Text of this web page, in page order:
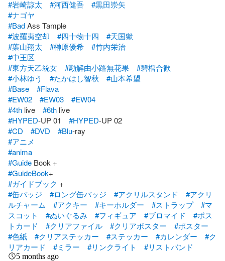
#岩崎諒太
#河西健吾
#黒田崇矢
#ナゴヤ
#Bad
#波羅夷空却
#四十物十四
#天国獄
#葉山翔太
#榊原優希
#竹内栄治
#中王区
#東方天乙統女
#勘解由小路無花果
#碧棺合歓
#小林ゆう
#たかはし智秋
#山本希望
#Base
#Flava
#EW02
#EW03
#EW04
#4th live #6th
#HYPED-UP 01 #HYPED
#CD
#DVD #Blu
#アニメ
#anima
#Guide
#GuideBook
#ガイドブック
#缶バッジ
#ロング缶バッジ #アクリルスタンド
#アクリ
ルチャーム
#アクキー #キーホルダー #ストラップ
#マ
スコット
#ぬいぐるみ #フィギュア #ブロマイド
#ポス
トカード
#クリアファイル #クリアポスター
#ポスター
#色紙
#クリアステッカー #ステッカー #カレンダー
#ク
リアカード
#ミラー #リンクライト #リストバンド
5 months ago